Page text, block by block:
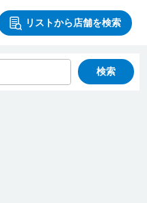
リストから店舗を検索
検索